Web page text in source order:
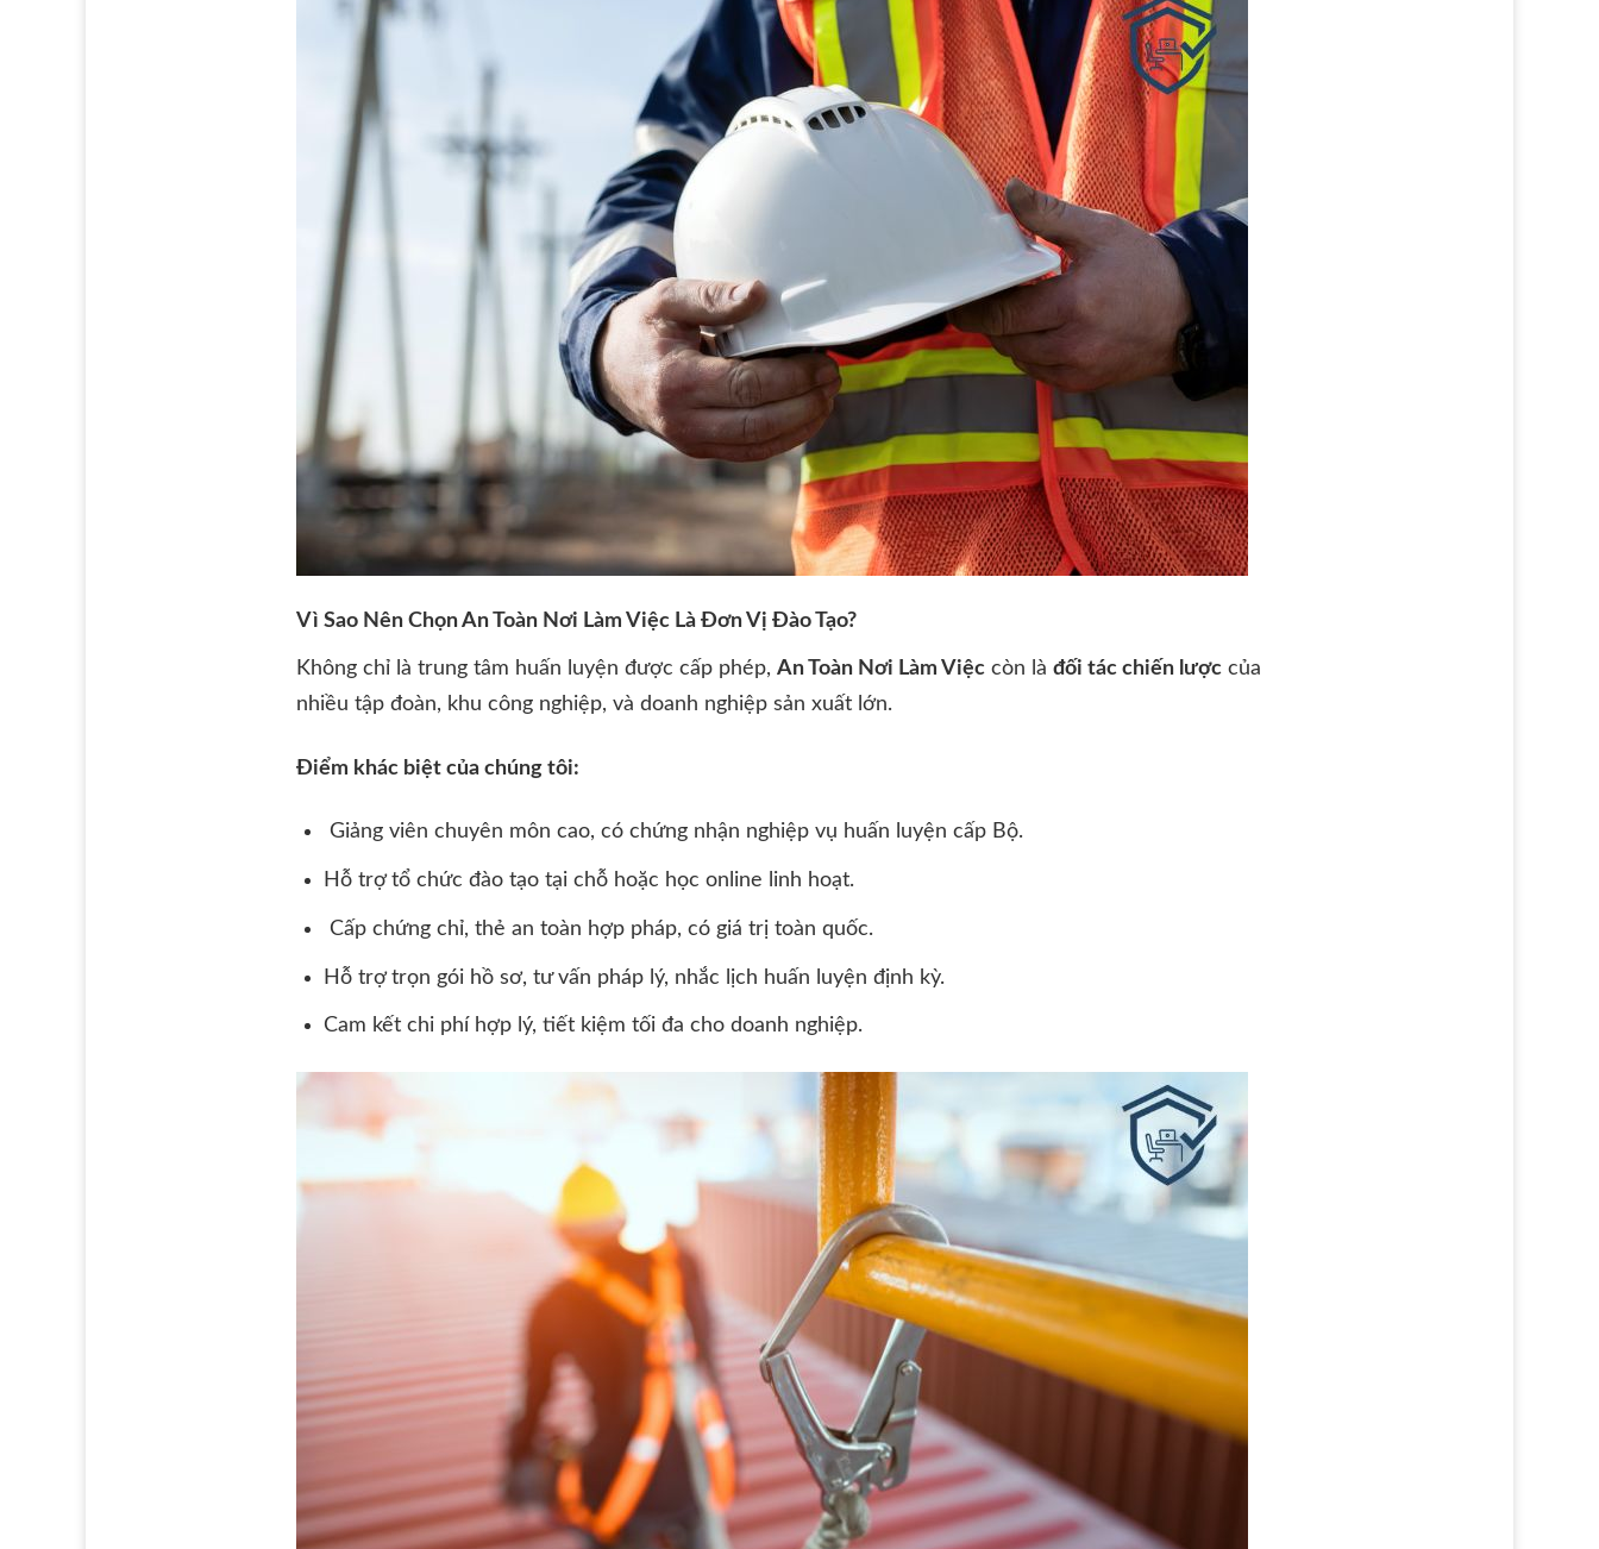
Vì Sao Nên Chọn An Toàn Nơi Làm Việc Là Đơn Vị Đào Tạo?
Không chỉ là trung tâm huấn luyện được cấp phép, An Toàn Nơi Làm Việc còn là đối tác chiến lược của
nhiều tập đoàn, khu công nghiệp, và doanh nghiệp sản xuất lớn.
Điểm khác biệt của chúng tôi:
Giảng viên chuyên môn cao, có chứng nhận nghiệp vụ huấn luyện cấp Bộ.
Hỗ trợ tổ chức đào tạo tại chỗ hoặc học online linh hoạt.
Cấp chứng chỉ, thẻ an toàn hợp pháp, có giá trị toàn quốc.
Hỗ trợ trọn gói hồ sơ, tư vấn pháp lý, nhắc lịch huấn luyện định kỳ.
Cam kết chi phí hợp lý, tiết kiệm tối đa cho doanh nghiệp.